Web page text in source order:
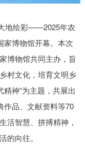
地绘彩——2025年农
家博物馆开幕。本次
博物馆共同主办，旨
村文化，培育文明乡
精神”为主题，共展出
作品、文献资料等70
活智慧、拼搏精神，
的向往。